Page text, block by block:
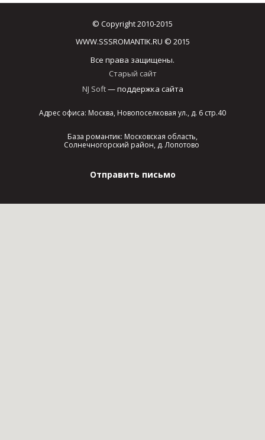
© Copyright 2010-2015
WWW.SSSROMANTIK.RU © 2015
Все права защищены.
Старый сайт
NJ Soft— поддержка сайта
Адрес офиса: Москва, Новопоселковая ул., д. 6 стр.40
База романтик: Московская область,
Солнечногорский район, д. Лопотово
Отправить письмо